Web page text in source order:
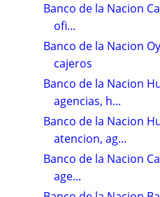
Banco de la Nacion
ofi...
Banco de la Nacion
cajeros
Banco de la Nacion
agencias, h...
Banco de la Nacion
atencion, ag...
Banco de la Nacion
age...